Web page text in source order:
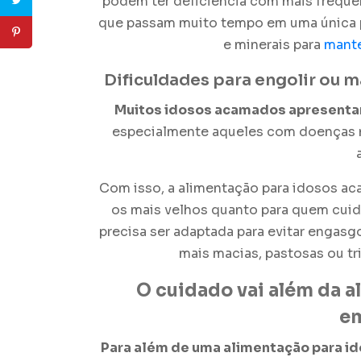
que passam muito tempo em uma
e minerais para
Dificuldades para engolir ou
Muitos idosos acamados
especialmente aqueles com
Com isso, a alimentação para idosos
os mais velhos quanto para quem
precisa ser adaptada para evitar
mais macias, pastosas ou
O cuidado vai além da
Para além de uma alimentação para